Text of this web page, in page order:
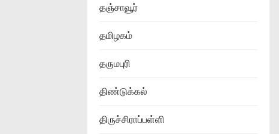
தஞ்சாவூர்
தமிழகம்
தருமபுரி
திண்டுக்கல்
திருச்சிராப்பள்ளி